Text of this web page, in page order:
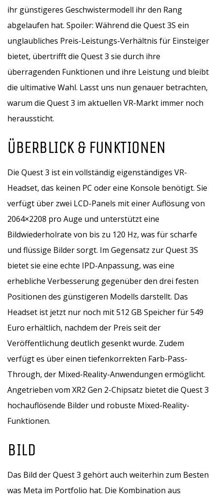
ihr günstigeres Geschwistermodell ihr den Rang
abgelaufen hat. Spoiler: Während die Quest 3S ein
unglaubliches Preis-Leistungs-Verhältnis für Einsteiger
bietet, übertrifft die Quest 3 sie durch ihre
überragenden Funktionen und ihre Leistung und bleibt
die ultimative Wahl. Lasst uns nun genauer betrachten,
warum die Quest 3 im aktuellen VR-Markt immer noch
heraussticht.
ÜBERBLICK & FUNKTIONEN
Die Quest 3 ist ein vollständig eigenständiges VR-
Headset, das keinen PC oder eine Konsole benötigt. Sie
verfügt über zwei LCD-Panels mit einer Auflösung von
2064×2208 pro Auge und unterstützt eine
Bildwiederholrate von bis zu 120 Hz, was für scharfe
und flüssige Bilder sorgt. Im Gegensatz zur Quest 3S
bietet sie eine echte IPD-Anpassung, was eine
erhebliche Verbesserung gegenüber den drei festen
Positionen des günstigeren Modells darstellt. Das
Headset ist jetzt nur noch mit 512 GB Speicher für 549
Euro erhältlich, nachdem der Preis seit der
Veröffentlichung deutlich gesenkt wurde. Zudem
verfügt es über einen tiefenkorrekten Farb-Pass-
Through, der Mixed-Reality-Anwendungen ermöglicht.
Angetrieben vom XR2 Gen 2-Chipsatz bietet die Quest 3
hochauflösende Bilder und robuste Mixed-Reality-
Funktionen.
BILD
Das Bild der Quest 3 gehört auch weiterhin zum Besten
was Meta im Portfolio hat. Die Kombination aus